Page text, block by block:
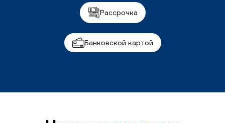
Рассрочка
Банковской картой